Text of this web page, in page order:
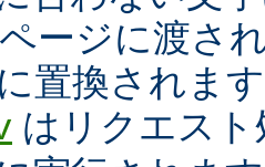
ージに渡さ
置換されま
はリクエス